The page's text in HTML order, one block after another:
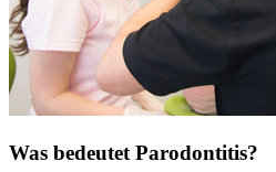
Was bedeutet Parodontitis?